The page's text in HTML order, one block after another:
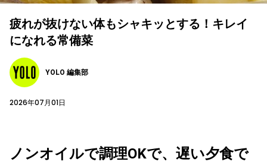
疲れが抜けない体もシャキッとする！キレイ
になれる常備菜
YOLO 編集部
2026年07月01日
ノンオイルで調理OKで、遅い夕食で